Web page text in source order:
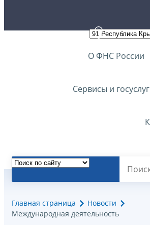
О ФНС России
Сервисы и
Главная страница
Новости
Международная деятельность